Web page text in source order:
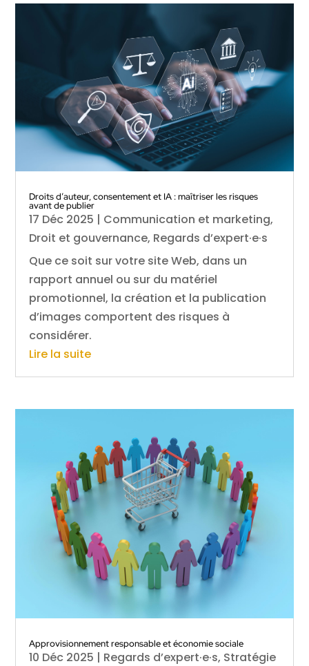
Droits d’auteur, consentement et IA : maîtriser les risques
avant de publier
17 Déc 2025 | Communication et marketing,
Droit et gouvernance, Regards d’expert·e·s
Que ce soit sur votre site Web, dans un
rapport annuel ou sur du matériel
promotionnel, la création et la publication
d’images comportent des risques à
considérer.
Lire la suite
Approvisionnement responsable et économie sociale
10 Déc 2025 | Regards d’expert·e·s, Stratégie